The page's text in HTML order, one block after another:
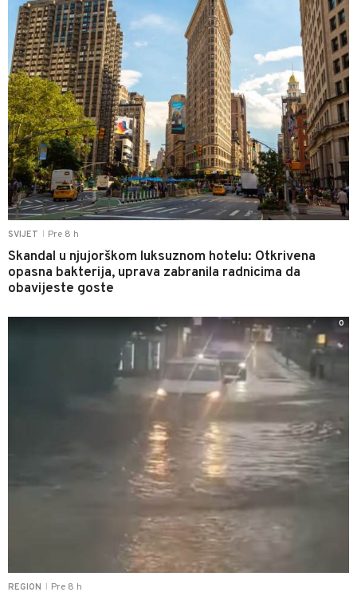
SVIJET Pre 8 h
Skandal u njujorškom luksuznom hotelu: Otkrivena
opasna bakterija, uprava zabranila radnicima da
obavijeste goste
REGION Pre 8 h
0